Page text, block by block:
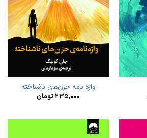
واژه نامه حزن‌های ناشناخته
۲۳۵,۰۰۰تومان